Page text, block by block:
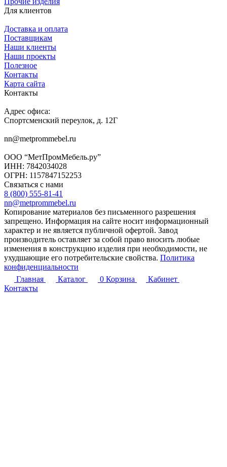
Для клиентов
Доставка и оплата
Поставщикам
Наши клиенты
Наши проекты
Полезное
Контакты
Карта сайта
Контакты
Адрес офиса:
Спортсменский переулок, д. 12Г
nn@metprommebel.ru
ООО “МетПромМебель.ру”
ИНН: 7842034028
ОГРН: 1157847152253
Связаться с нами
8 (800) 555-81-41
nn@metprommebel.ru
Копирование материалов без письменного разрешения
запрещено. Информация на сайте носит информационный
характер и не является публичной офертой. Завод
производитель оставляет за собой право вносить любые
изменения в конструкцию изделия при необходимости, не
ухудшающие его потребительские свойства. Политика
конфиденциальности
Главная
Каталог 0 Корзина
Кабинет
Контакты